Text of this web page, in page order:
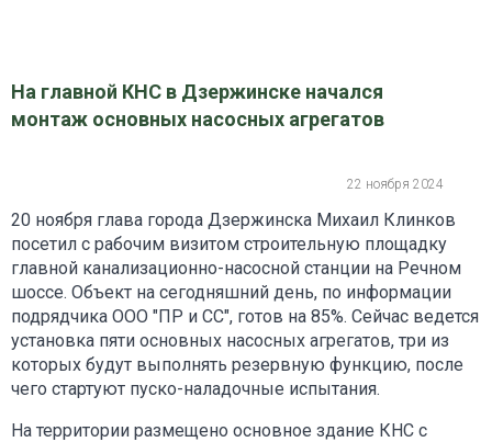
На главной КНС в Дзержинске начался
монтаж основных насосных агрегатов
22 ноября 2024
20 ноября глава города Дзержинска Михаил Клинков
посетил с рабочим визитом строительную площадку
главной канализационно-насосной станции на Речном
шоссе. Объект на сегодняшний день, по информации
подрядчика ООО "ПР и СС", готов на 85%. Сейчас ведется
установка пяти основных насосных агрегатов, три из
которых будут выполнять резервную функцию, после
чего стартуют пуско-наладочные испытания.
На территории размещено основное здание КНС с